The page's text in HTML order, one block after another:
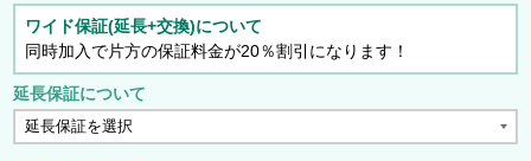
ワイド保証(延長+交換)について
同時加入で片方の保証料金が20％割引になります！
延長保証について